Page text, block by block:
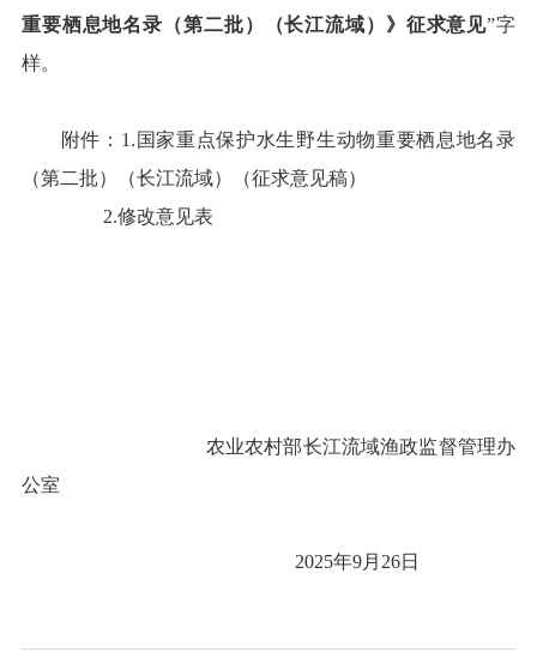
重要栖息地名录（第二批）（长江流域）》征求意见”字
样。
附件： 1.国家重点保护水生野生动物重要栖息地名录
（第二批）（长江流域）（征求意见稿）
2.修改意见表
农业农村部长江流域渔政监督管理办
公室
2025年9月26日